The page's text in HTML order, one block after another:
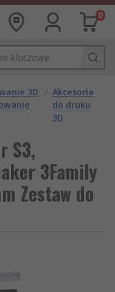
0
3D / Akcesoria
do druku
3D
S3,
3Family
Zestaw do